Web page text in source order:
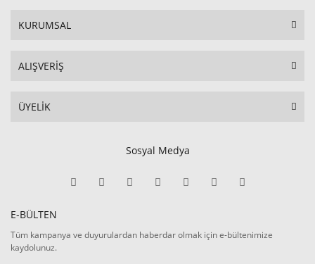
KURUMSAL
ALIŞVERİŞ
ÜYELİK
Sosyal Medya
E-BÜLTEN
Tüm kampanya ve duyurulardan haberdar olmak için e-bültenimize
kaydolunuz.